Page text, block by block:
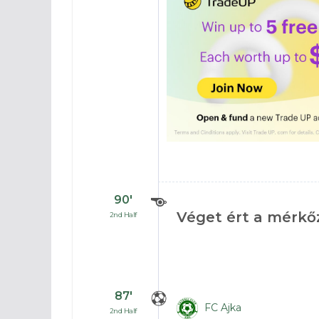
90′
2nd Half Véget ért a
87′
2nd Half FC Ajka